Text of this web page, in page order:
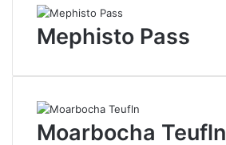
Mephisto Pass
Moarbocha Teufln